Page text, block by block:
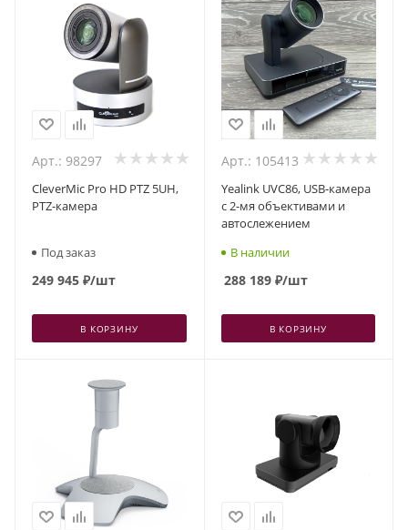
Арт.: 98297
CleverMic Pro HD PTZ 5UH,
PTZ-камера
Под заказ
249 945 ₽/шт
В КОРЗИНУ
Арт.: 105413
Yealink UVC86, USB-камера
с 2-мя объективами и
автослежением
В наличии
288 189₽/шт
В КОРЗИНУ